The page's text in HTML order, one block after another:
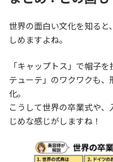
世界の面白い文化を知ると
しめますよね。
「キャップトス」で帽子
テューテ」のワクワクも
化。
こうして世界の卒業式や
じめな感じがしますね！